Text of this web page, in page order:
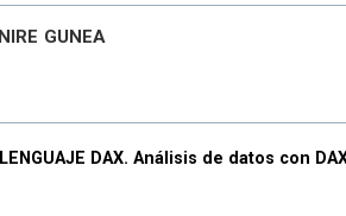
NIRE GUNEA
DAX. Análisis de datos con